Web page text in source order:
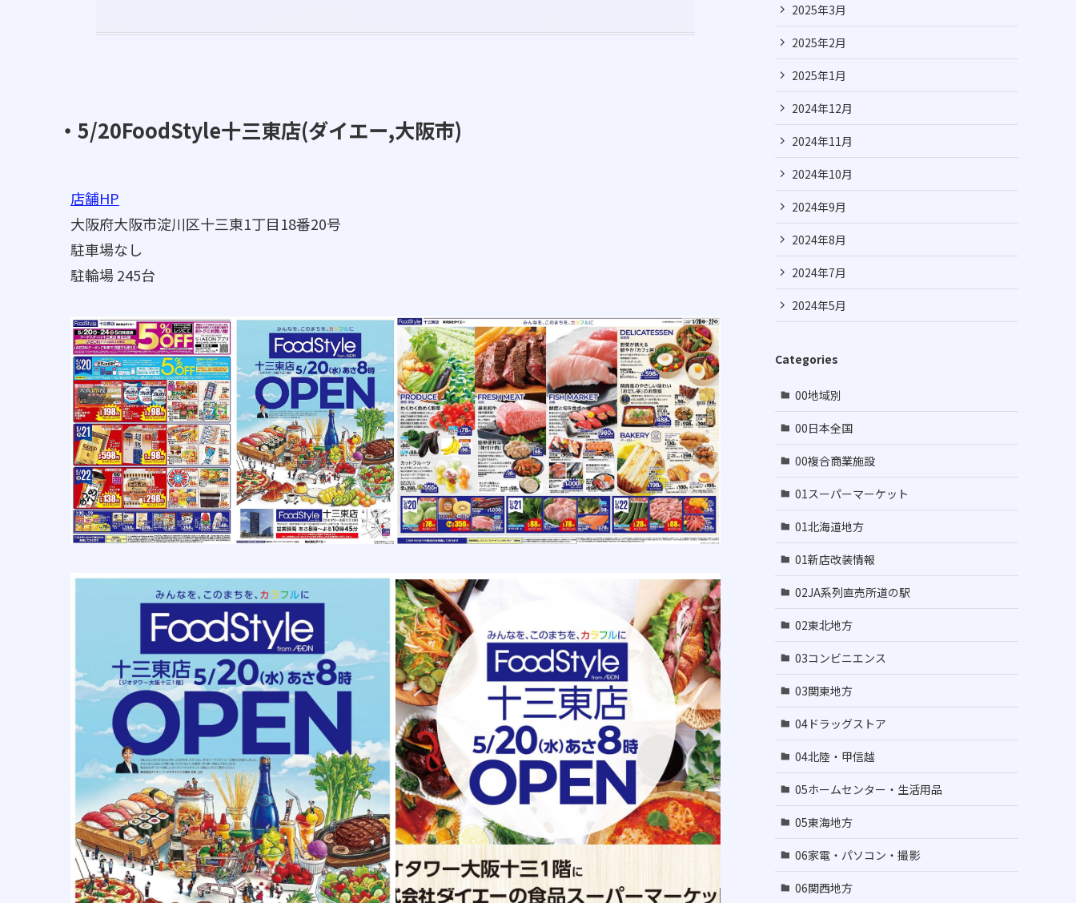
・5/20FoodStyle十三東店(ダイエー,大阪市)
店舗HP
大阪府大阪市淀川区十三東1丁目18番20号
駐車場なし
駐輪場 245台
2025年3月
2025年2月
2025年1月
2024年12月
2024年11月
2024年10月
2024年9月
2024年8月
2024年7月
2024年5月
Categories
00地域別
00日本全国
00複合商業施設
01スーパーマーケット
01北海道地方
01新店改装情報
02JA系列直売所道の駅
02東北地方
03コンビニエンス
03関東地方
04ドラッグストア
04北陸・甲信越
05ホームセンター・生活用品
05東海地方
06家電・パソコン・撮影
06関西地方